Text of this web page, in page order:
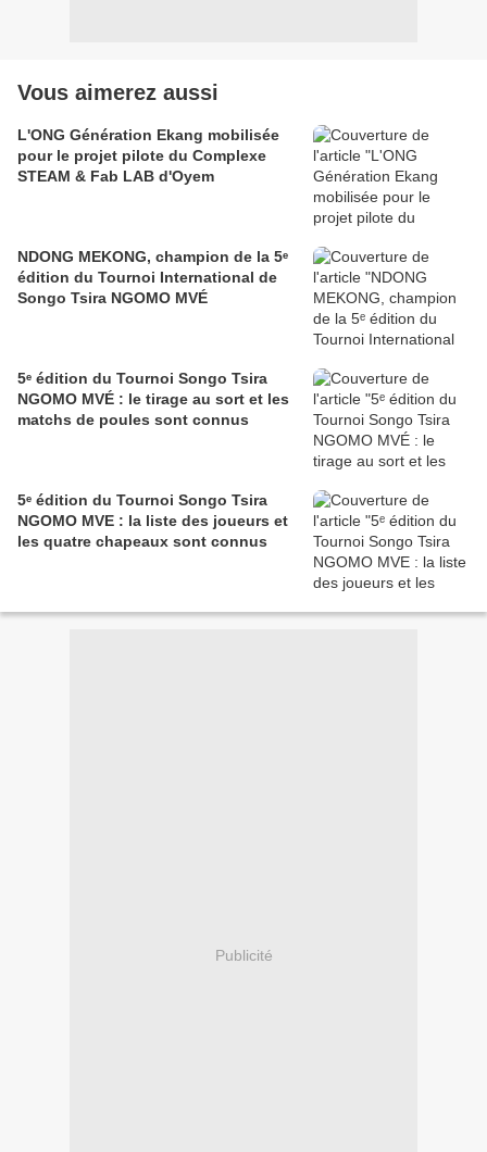
Vous aimerez aussi
L'ONG Génération Ekang mobilisée
pour le projet pilote du Complexe
STEAM & Fab LAB d'Oyem
NDONG MEKONG, champion de la 5ᵉ
édition du Tournoi International de
Songo Tsira NGOMO MVÉ
5ᵉ édition du Tournoi Songo Tsira
NGOMO MVÉ : le tirage au sort et les
matchs de poules sont connus
5ᵉ édition du Tournoi Songo Tsira
NGOMO MVE : la liste des joueurs et
les quatre chapeaux sont connus
Publicité